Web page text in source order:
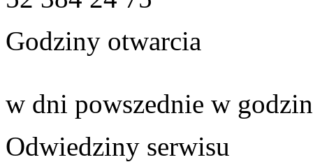
Godziny otwarcia
w dni powszednie w
Odwiedziny serwisu